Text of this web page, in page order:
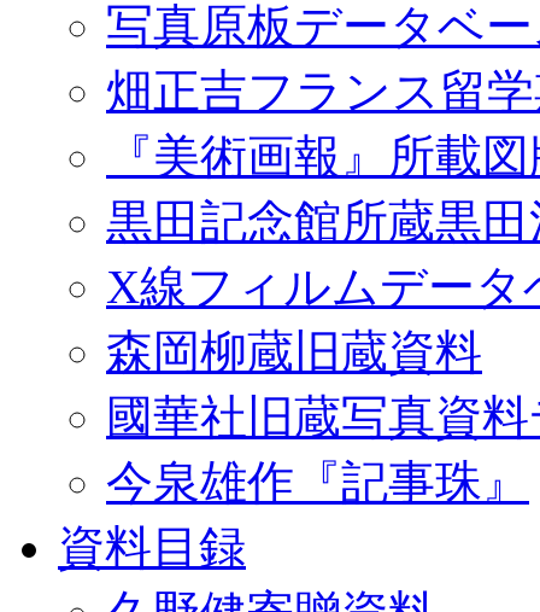
写真原板データベ
畑正吉フランス留
『美術画報』所載
黒田記念館所蔵黒
X線フィルムデータ
森岡柳蔵旧蔵資料
國華社旧蔵写真資
今泉雄作『記事珠』
資料目録